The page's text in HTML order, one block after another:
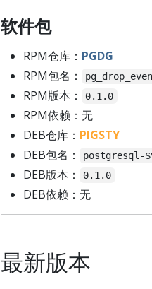
软件包
RPM仓库： PGDG
RPM包名：
RPM版本： 0.1.0
RPM依赖：无
DEB仓库： PIGSTY
DEB包名：
postgresql-
DEB版本： 0.1.0
DEB依赖：无
最新版本